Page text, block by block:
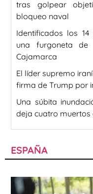
tras golpear
bloqueo naval
Identificados los
una furgoneta
Cajamarca
El líder supremo
firma de Trump por
Una súbita
deja cuatro muertos
ESPAÑA